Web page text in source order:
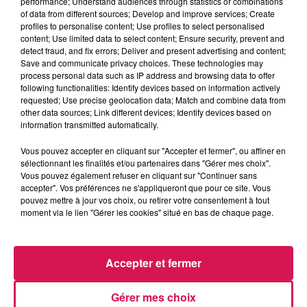
Ecoutez les interviews réalisées ce mercredi de Marie-
Hélène Larivière de la DDTM à Lille, Aurélie Welonek,
Maire de Bousignies-sur-Roc et Alexander Grimaud, Sous-
Préfet de l’Arrondissement d’Avesnes-sur-Helpe :
À L'ANTENNE
of data from different sources; Develop and improve services; Create
profiles to personalise content; Use profiles to select personalised
content; Use limited data to select content; Ensure security, prevent and
detect fraud, and fix errors; Deliver and present advertising and content;
Save and communicate privacy choices. These technologies may
process personal data such as IP address and browsing data to offer
following functionalities: Identify devices based on information actively
requested; Use precise geolocation data; Match and combine data from
other data sources; Link different devices; Identify devices based on
information transmitted automatically.
Vous pouvez accepter en cliquant sur "Accepter et fermer", ou affiner en
sélectionnant les finalités et/ou partenaires dans "Gérer mes choix".
Vous pouvez également refuser en cliquant sur "Continuer sans
accepter". Vos préférences ne s'appliqueront que pour ce site. Vous
pouvez mettre à jour vos choix, ou retirer votre consentement à tout
moment via le lien "Gérer les cookies" situé en bas de chaque page.
Gérer mes choix
Accepter et fermer